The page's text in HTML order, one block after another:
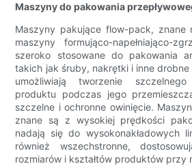
Maszyny do pakowania
Maszyny pakujące flow-pack, znane
maszyny formująco-napełniająco-
szeroko stosowane do pakowania
takich jak śruby, nakrętki i inne
umożliwiają tworzenie
produktu podczas jego
szczelne i ochronne owinięcie.
znane są z wysokiej prędkości
nadają się do wysokonakładowych
również wszechstronne,
rozmiarów i kształtów produktów przy